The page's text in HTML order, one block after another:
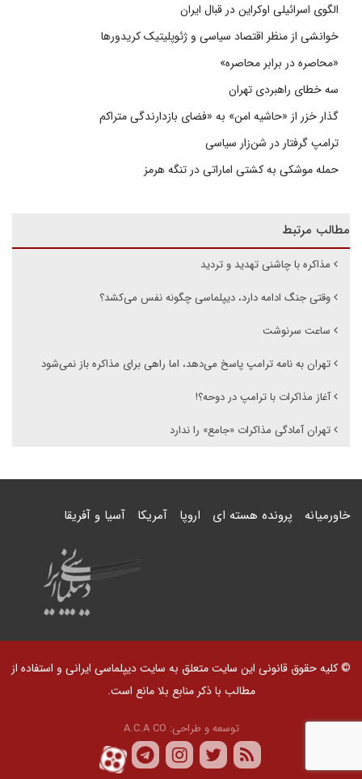
الگوی اسرائیلی اوکراین در قبال ایران
خوانشی از منظر اقتصاد سیاسی و ژئوپلیتیک کریدورها
«محاصره در برابر محاصره»
سه خطای راهبردی تهران
گذار خزر از «حاشیه امن» به «فضای بازدارندگی متراکم
ترامپ گرفتار در شن‌زار سیاسی
حمله موشکی به کشتی اماراتی در تنگه هرمز
مطالب مرتبط
مذاکره با چاشنی تهدید و تردید
وقتی جنگ ادامه دارد، دیپلماسی چگونه نفس می‌کشد؟
ساعت سرنوشت
تهران به نامه ترامپ پاسخ می‌دهد، اما راهی برای مذاکره باز نمی‌شود
آغاز مذاکرات با ترامپ در دوحه؟!
تهران آمادگی مذاکرات «جامع» را ندارد
خاورمیانه پرونده هسته ای اروپا آمریکا آسیا و آفریقا
© کلیه حقوق قانونی این سایت متعلق به سایت دیپلماسی ایرانی و استفاده از
مطالب با ذکر منابع بلا مانع است.
توسعه و طراحی: A.C.A CO